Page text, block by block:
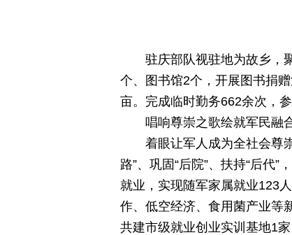
驻庆部队视驻地为故乡，
个、图书馆2个，开展图书捐
亩。完成临时勤务662余次，
唱响尊崇之歌绘就军民融
着眼让军人成为全社会尊
路”、巩固“后院”、扶持“后代
就业，实现随军家属就业123
作、低空经济、食用菌产业等
共建市级就业创业实训基地1